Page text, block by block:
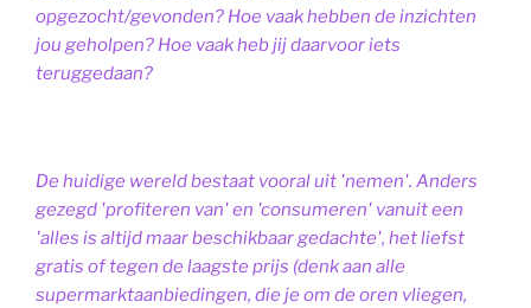
opgezocht/gevonden? Hoe vaak hebben de inzichten
jou geholpen? Hoe vaak heb jij daarvoor iets
teruggedaan?
De huidige wereld bestaat vooral uit 'nemen'. Anders
gezegd 'profiteren van' en 'consumeren' vanuit een
'alles is altijd maar beschikbaar gedachte', het liefst
gratis of tegen de laagste prijs (denk aan alle
supermarktaanbiedingen, die je om de oren vliegen,